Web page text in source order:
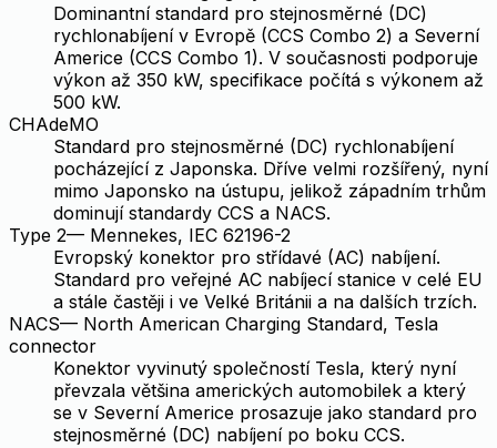
Dominantní standard pro stejnosměrné (DC)
rychlonabíjení v Evropě (CCS Combo 2) a Severní
Americe (CCS Combo 1). V současnosti podporuje
výkon až 350 kW, specifikace počítá s výkonem až
500 kW.
CHAdeMO
Standard pro stejnosměrné (DC) rychlonabíjení
pocházející z Japonska. Dříve velmi rozšířený, nyní
mimo Japonsko na ústupu, jelikož západním trhům
dominují standardy CCS a NACS.
Type 2— Mennekes, IEC 62196-2
Evropský konektor pro střídavé (AC) nabíjení.
Standard pro veřejné AC nabíjecí stanice v celé EU
a stále častěji i ve Velké Británii a na dalších trzích.
NACS— North American Charging Standard, Tesla
connector
Konektor vyvinutý společností Tesla, který nyní
převzala většina amerických automobilek a který
se v Severní Americe prosazuje jako standard pro
stejnosměrné (DC) nabíjení po boku CCS.